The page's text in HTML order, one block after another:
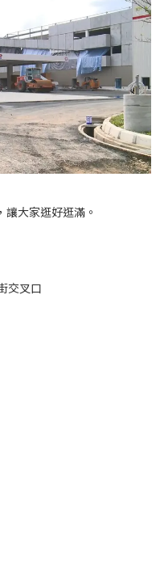
大家逛好逛滿。
交叉口